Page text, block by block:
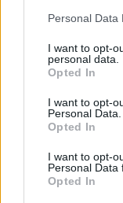
Please note that
not limited to your
grant or deny
use your data for
consent section.
Personal Data
I want to opt-
personal data.
Opted In
I want to opt-
Personal Data.
Opted In
I want to opt-
Personal Data
Opted In
Πολλοί
συνομιλιακούς
να διαλέξουν
Άλλοι, ωστόσο,
ενεργειακή
ή ο κίνδυνος για